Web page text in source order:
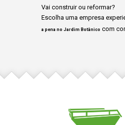
Vai construir ou reformar?
Escolha uma empresa
a pena no Jardim Botânico com